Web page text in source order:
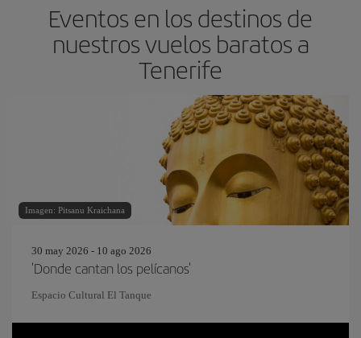
Eventos en los destinos de
nuestros vuelos baratos a
Tenerife
Imagen: Pitsanu Kraichana
30 may 2026 - 10 ago 2026
'Donde cantan los pelícanos'
Espacio Cultural El Tanque